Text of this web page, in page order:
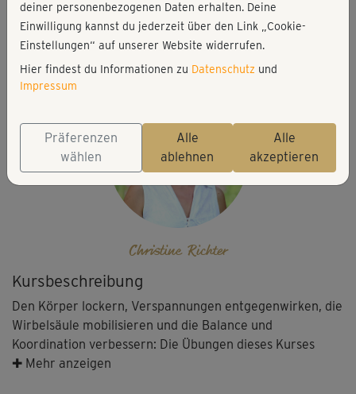
Kursbeschreibung
Den Körper lockern, Verspannungen entgegenwirken, die
Wirbelsäule mobilisieren und die Balance und
Koordination verbessern: Die Übungen dieses Kurses
machen fit für einen veränderten Körperschwerpunkt -
✚ Mehr anzeigen
55 kcal
Christine Richter
Matte, Kissen
Christine Richter
deiner personenbezogenen Daten erhalten. Deine
Einwilligung kannst du jederzeit über den Link „Cookie-
Einstellungen“ auf unserer Website widerrufen.
Hier findest du Informationen zu Datenschutz und
Impressum
Präferenzen
wählen
Alle
ablehnen
Alle
akzeptieren